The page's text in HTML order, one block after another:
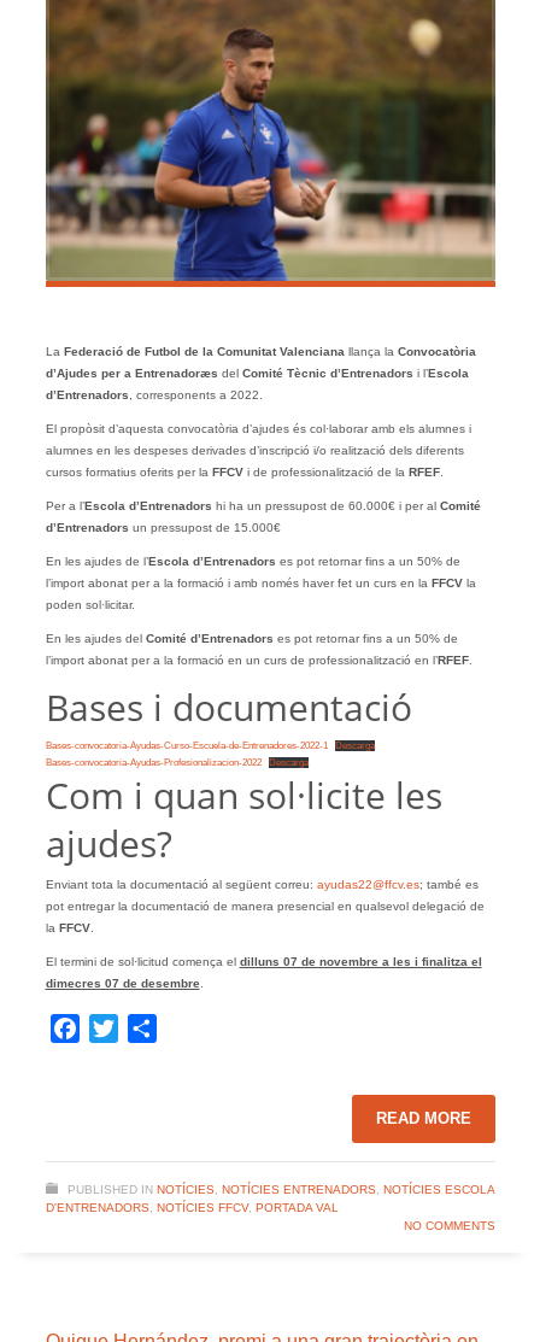
La Federació de Futbol de la Comunitat Valenciana llança la Convocatòria
d’Ajudes per a Entrenadoræs del Comité Tècnic d’Entrenadors i l’Escola
d’Entrenadors , corresponents a 2022.
El propòsit d’aquesta convocatòria d’ajudes és col·laborar amb els alumnes i
alumnes en les despeses derivades d’inscripció i/o realització dels diferents
cursos formatius oferits per la FFCVi de professionalització de la RFEF.
Per a l’Escola d’Entrenadors hi ha un pressupost de 60.000€ i per al Comité
d’Entrenadors un pressupost de 15.000€
En les ajudes de l’Escola d’Entrenadors es pot retornar fins a un 50% de
l’import abonat per a la formació i amb només haver fet un curs en la FFCV la
poden sol·licitar.
En les ajudes del Comité d’Entrenadors es pot retornar fins a un 50% de
l’import abonat per a la formació en un curs de professionalització en l’RFEF.
Bases i documentació
Bases-convocatoria-Ayudas-Curso-Escuela-de-Entrenadores-2022-1
Descarga
Bases-convocatoria-Ayudas-Profesionalizacion-2022
Descarga
Com i quan sol·licite les
ajudes?
Enviant tota la documentació al següent correu: ayudas22@ffcv.es; també es
pot entregar la documentació de manera presencial en qualsevol delegació de
la FFCV.
El termini de sol·licitud comença el dilluns 07 de novembre a les i finalitza el
dimecres 07 de desembre.
Facebook
Twitter
READ MORE
PUBLISHED IN NOTÍCIES, NOTÍCIES ENTRENADORS, NOTÍCIES ESCOLA
D'ENTRENADORS, NOTÍCIES FFCV, PORTADA VAL
NO COMMENTS